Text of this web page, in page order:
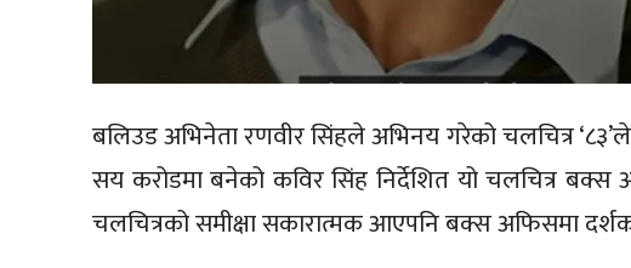
बलिउड अभिनेता रणवीर सिंहले अभिनय गरेको चलचित्र
सय करोडमा बनेको कविर सिंह निर्देशित यो चलचित्र
चलचित्रको समीक्षा सकारात्मक आएपनि बक्स अफिसमा